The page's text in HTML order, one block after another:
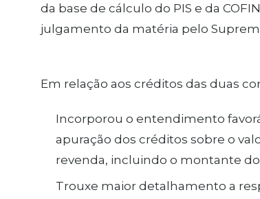
da base de cálculo do PIS e da
julgamento da matéria pelo
Em relação aos créditos das duas
Incorporou o entendimento
apuração dos créditos sobre o
revenda, incluindo o montante do
Trouxe maior detalhamento a